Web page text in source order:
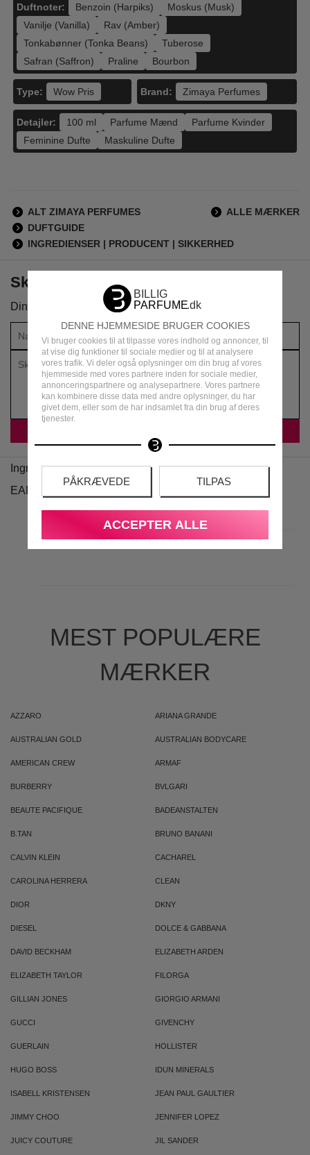
DENNE HJEMMESIDE BRUGER COOKIES
Vi bruger cookies til at tilpasse vores indhold og annoncer, til
at vise dig funktioner til sociale medier og til at analysere
vores trafik. Vi deler også oplysninger om din brug af vores
hjemmeside med vores partnere inden for sociale medier,
annonceringspartnere og analysepartnere. Vores partnere
kan kombinere disse data med andre oplysninger, du har
givet dem, eller som de har indsamlet fra din brug af deres
tjenester.
PÅKRÆVEDE TILPAS
ACCEPTER ALLE
Duftnoter: Benzoin (Harpiks)
Moskus (Musk)
Vanilje (Vanilla)
Rav (Amber)
Tonkabønner (Tonka Beans)
Tuberose
Safran (Saffron)
Praline Bourbon
Type: Wow Pris Brand: Zimaya Perfumes
Detajler: 100 ml Parfume Mænd
Parfume Kvinder
Feminine Dufte
Maskuline Dufte
ALT ZIMAYA PERFUMES
ALLE MÆRKER
DUFTGUIDE
INGREDIENSER | PRODUCENT | SIKKERHED
Skriv din anmeldelse om produktet
Din vurdering:
Ingredienser
EAN
MEST POPULÆRE
MÆRKER
AZZARO ARIANA GRANDE
AUSTRALIAN GOLD AUSTRALIAN BODYCARE
AMERICAN CREW ARMAF
BURBERRY BVLGARI
BEAUTE PACIFIQUE BADEANSTALTEN
B.TAN BRUNO BANANI
CALVIN KLEIN CACHAREL
CAROLINA HERRERA CLEAN
DIOR DKNY
DIESEL DOLCE & GABBANA
DAVID BECKHAM ELIZABETH ARDEN
ELIZABETH TAYLOR FILORGA
GILLIAN JONES GIORGIO ARMANI
GUCCI GIVENCHY
GUERLAIN HOLLISTER
HUGO BOSS IDUN MINERALS
ISABELL KRISTENSEN JEAN PAUL GAULTIER
JIMMY CHOO JENNIFER LOPEZ
JUICY COUTURE JIL SANDER